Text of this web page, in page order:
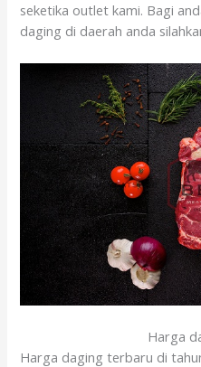
seketika outlet kami. Bagi
daging di daerah anda
Harga
Harga daging terbaru di